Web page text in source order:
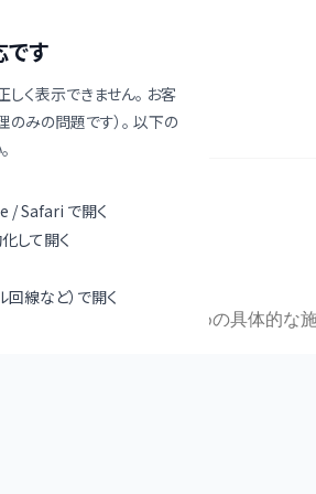
です
く表示できません。 お客
みの問題です）。 以下の
Safari で開く
して開く
線など）で開く
最新版】
で上位表示を目指すための具体的